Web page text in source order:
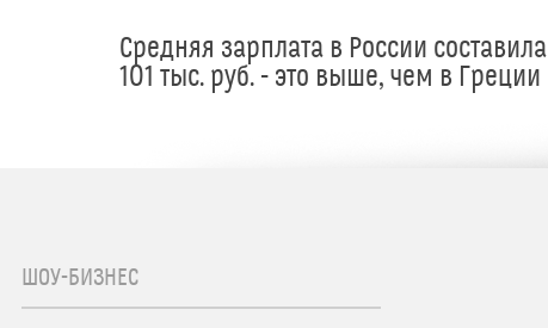
Средняя зарплата в России составила
101 тыс. руб. - это выше, чем в Греции
ШОУ-БИЗНЕС